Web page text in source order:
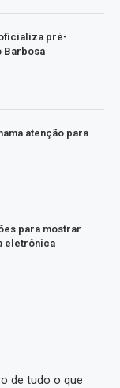
pré-
Barbosa
atenção para
para mostrar
eletrônica
de tudo o que